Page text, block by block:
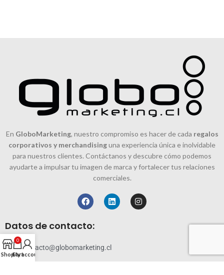
En GloboMarketing, nuestro compromiso es hacer de cada regalos
corporativos y merchandisinguna experiencia única e inolvidable
para nuestros clientes. Contáctanos y descubre cómo podemos
ayudarte a impulsar tu imagen de marca y fortalecer tus relaciones
comerciales.
Datos de contacto:
contacto@globomarketing.cl
Shop
0
Cart
My account